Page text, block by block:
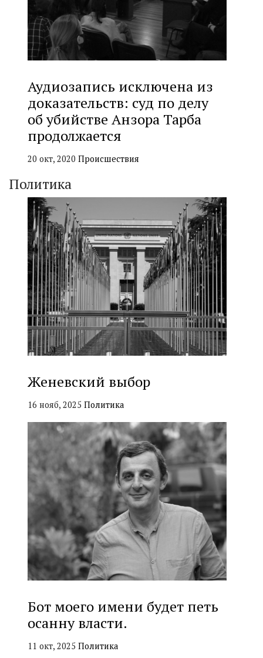
Аудиозапись исключена из
доказательств: суд по делу
об убийстве Анзора Тарба
продолжается
20 окт, 2020 Происшествия
Политика
Женевский выбор
16 нояб, 2025 Политика
Бот моего имени будет петь
осанну власти.
11 окт, 2025 Политика